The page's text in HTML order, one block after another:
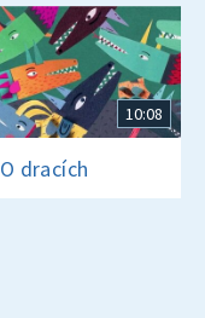
10:08
O dracích